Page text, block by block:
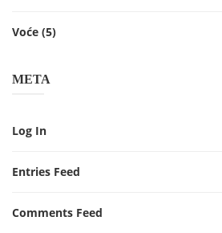
Voće (5)
META
Log In
Entries Feed
Comments Feed